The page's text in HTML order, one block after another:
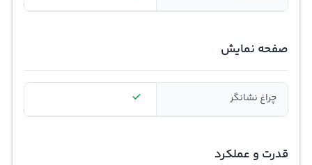
صفحه نمایش
چراغ نشانگر
قدرت و عملکرد